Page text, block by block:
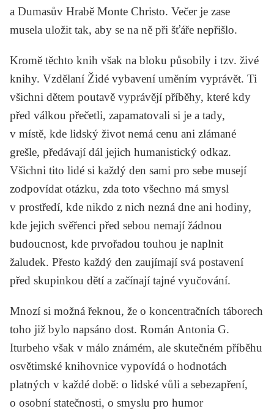
a Dumasův Hrabě Monte Christo. Večer je zase
musela uložit tak, aby se na ně při šťáře nepřišlo.
Kromě těchto knih však na bloku působily i tzv. živé
knihy. Vzdělaní Židé vybavení uměním vyprávět. Ti
všichni dětem poutavě vyprávějí příběhy, které kdy
před válkou přečetli, zapamatovali si je a tady,
v místě, kde lidský život nemá cenu ani zlámané
grešle, předávají dál jejich humanistický odkaz.
Všichni tito lidé si každý den sami pro sebe musejí
zodpovídat otázku, zda toto všechno má smysl
v prostředí, kde nikdo z nich nezná dne ani hodiny,
kde jejich svěřenci před sebou nemají žádnou
budoucnost, kde prvořadou touhou je naplnit
žaludek. Přesto každý den zaujímají svá postavení
před skupinkou dětí a začínají tajné vyučování.
Mnozí si možná řeknou, že o koncentračních táborech
toho již bylo napsáno dost. Román Antonia G.
Iturbeho však v málo známém, ale skutečném příběhu
osvětimské knihovnice vypovídá o hodnotách
platných v každé době: o lidské vůli a sebezapření,
o osobní statečnosti, o smyslu pro humor